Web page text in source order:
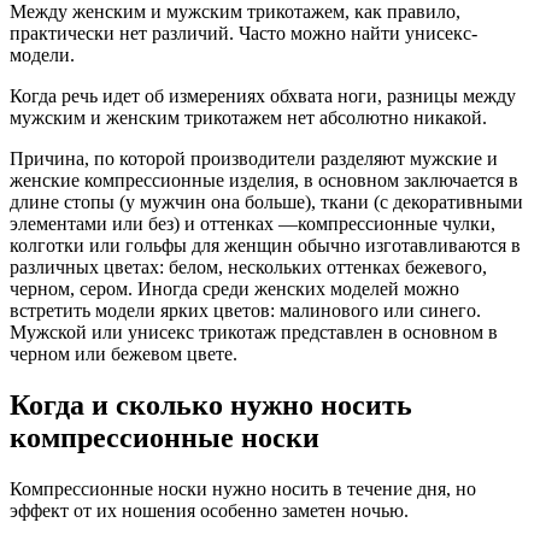
Между женским и мужским трикотажем, как правило,
практически нет различий. Часто можно найти унисекс-
модели.
Когда речь идет об измерениях обхвата ноги, разницы между
мужским и женским трикотажем нет абсолютно никакой.
Причина, по которой производители разделяют мужские и
женские компрессионные изделия, в основном заключается в
длине стопы (у мужчин она больше), ткани (с декоративными
элементами или без) и оттенках —компрессионные чулки,
колготки или гольфы для женщин обычно изготавливаются в
различных цветах: белом, нескольких оттенках бежевого,
черном, сером. Иногда среди женских моделей можно
встретить модели ярких цветов: малинового или синего.
Мужской или унисекс трикотаж представлен в основном в
черном или бежевом цвете.
Когда и сколько нужно носить
компрессионные носки
Компрессионные носки нужно носить в течение дня, но
эффект от их ношения особенно заметен ночью.